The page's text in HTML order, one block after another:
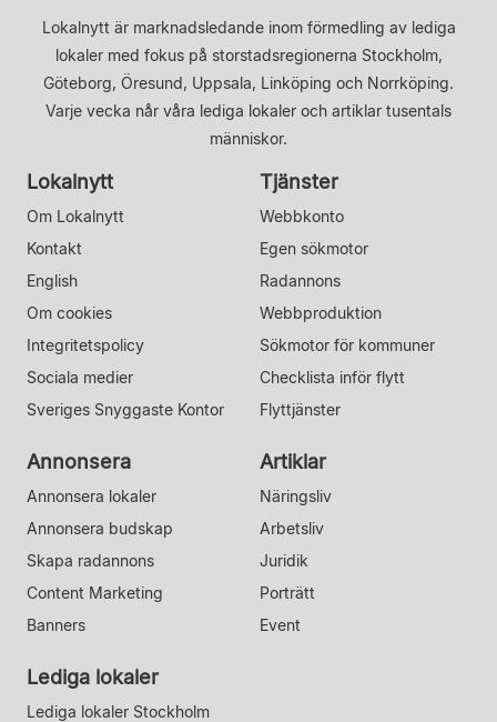
Lokalnytt är marknadsledande inom förmedling av lediga
lokaler med fokus på storstadsregionerna Stockholm,
Göteborg, Öresund, Uppsala, Linköping och Norrköping.
Varje vecka når våra lediga lokaler och artiklar tusentals
människor.
Lokalnytt
Om Lokalnytt
Kontakt
English
Om cookies
Integritetspolicy
Sociala medier
Sveriges Snyggaste Kontor
Tjänster
Webbkonto
Egen sökmotor
Radannons
Webbproduktion
Sökmotor för kommuner
Checklista inför flytt
Flyttjänster
Annonsera
Annonsera lokaler
Annonsera budskap
Skapa radannons
Content Marketing
Banners
Artiklar
Näringsliv
Arbetsliv
Juridik
Porträtt
Event
Lediga lokaler
Lediga lokaler Stockholm